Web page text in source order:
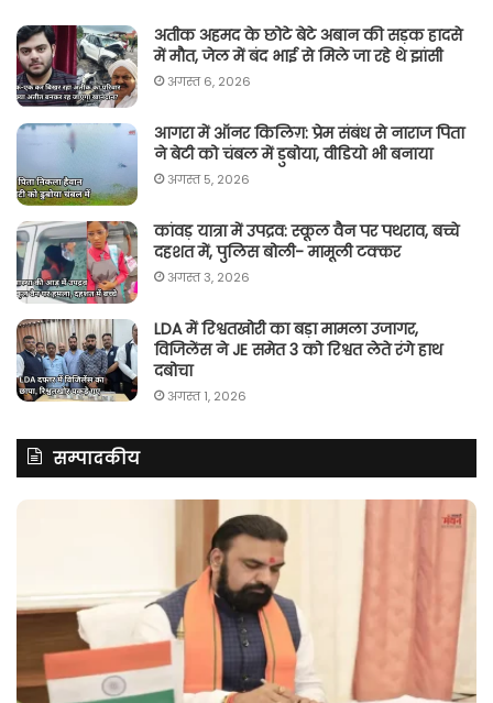
अतीक अहमद के छोटे बेटे अबान की सड़क हादसे
में मौत, जेल में बंद भाई से मिले जा रहे थे झांसी
अगस्त 6, 2026
आगरा में ऑनर किलिग़: प्रेम संबंध से नाराज पिता
ने बेटी को चंबल में डुबोया, वीडियो भी बनाया
अगस्त 5, 2026
कांवड़ यात्रा में उपद्रव: स्कूल वैन पर पथराव, बच्चे
दहशत में, पुलिस बोली- मामूली टक्कर
अगस्त 3, 2026
LDA में रिश्वतखोरी का बड़ा मामला उजागर,
विजिलेंस ने JE समेत 3 को रिश्वत लेते रंगे हाथ
दबोचा
अगस्त 1, 2026
सम्पादकीय